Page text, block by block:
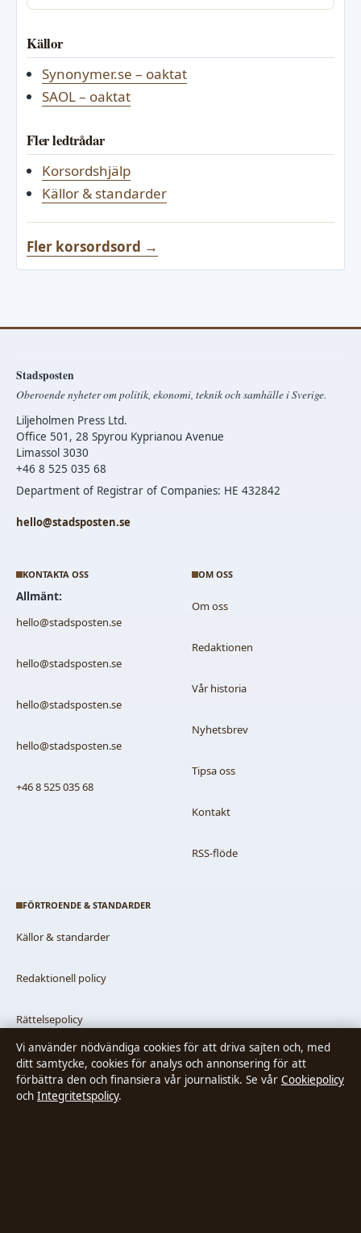
Källor
Synonymer.se – oaktat
SAOL – oaktat
Fler ledtrådar
Korsordshjälp
Källor & standarder
Fler korsordsord →
Stadsposten
Oberoende nyheter om politik, ekonomi, teknik och samhälle i Sverige.
Liljeholmen Press Ltd.
Office 501, 28 Spyrou Kyprianou Avenue
Limassol 3030
+46 8 525 035 68
Department of Registrar of Companies: HE 432842
hello@stadsposten.se
KONTAKTA OSS
Allmänt:
hello@stadsposten.se
hello@stadsposten.se
hello@stadsposten.se
hello@stadsposten.se
+46 8 525 035 68
OM OSS
Om oss
Redaktionen
Vår historia
Nyhetsbrev
Tipsa oss
Kontakt
RSS-flöde
FÖRTROENDE & STANDARDER
Källor & standarder
Redaktionell policy
Rättelsepolicy
Faktagranskningspolicy
Ägande & finansiering
Vi använder nödvändiga cookies för att driva sajten och, med
ditt samtycke, cookies för analys och annonsering för att
förbättra den och finansiera vår journalistik. Se vår Cookiepolicy
och Integritetspolicy.